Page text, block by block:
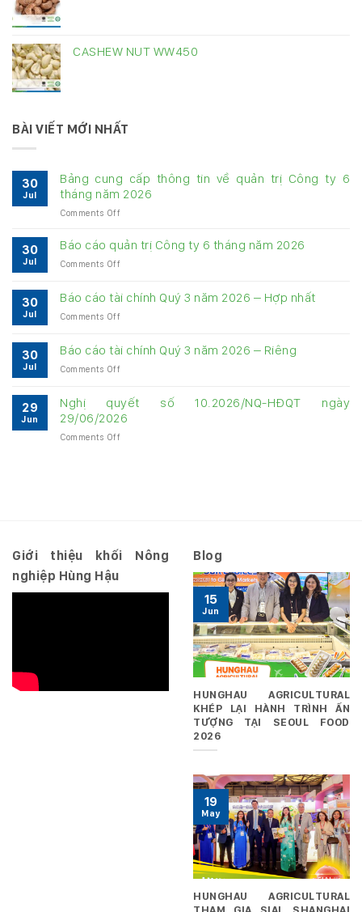
CASHEW NUT WW450
BÀI VIẾT MỚI NHẤT
30
Jul
Bảng cung cấp thông tin về quản trị Công ty 6
tháng năm 2026
Comments Offon
cung
về
ty
6
2026
30
Jul
Báo cáo quản trị Công ty 6 tháng năm 2026
Comments Offon
quản
ty
2026
30
Jul
Báo cáo tài chính Quý 3 năm 2026 – Hợp nhất
Comments Offon
tài
3
năm
2026
30
Jul
Báo cáo tài chính Quý 3 năm 2026 – Riêng
Comments Offon
cáo
tài
chính
Quý
29
Jun
Nghị quyết số 10.2026/NQ-HĐQT ngày
29/06/2026
Comments Offon
Giới thiệu khối Nông
nghiệp Hùng Hậu
Blog
HUNGHAU AGRICULTURAL
KHÉP LẠI HÀNH TRÌNH ẤN
TƯỢNG TẠI SEOUL FOOD
2026
15
Jun
HUNGHAU AGRICULTURAL
THAM GIA SIAL SHANGHAI
19
May